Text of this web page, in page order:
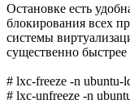
Остановке есть
блокирования всех
системы
существенно
# lxc-freeze -n ubuntu-
# lxc-unfreeze -n